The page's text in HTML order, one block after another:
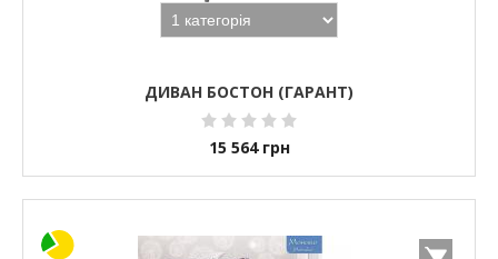
ДИВАН БОСТОН (ГАРАНТ)
15 564 грн